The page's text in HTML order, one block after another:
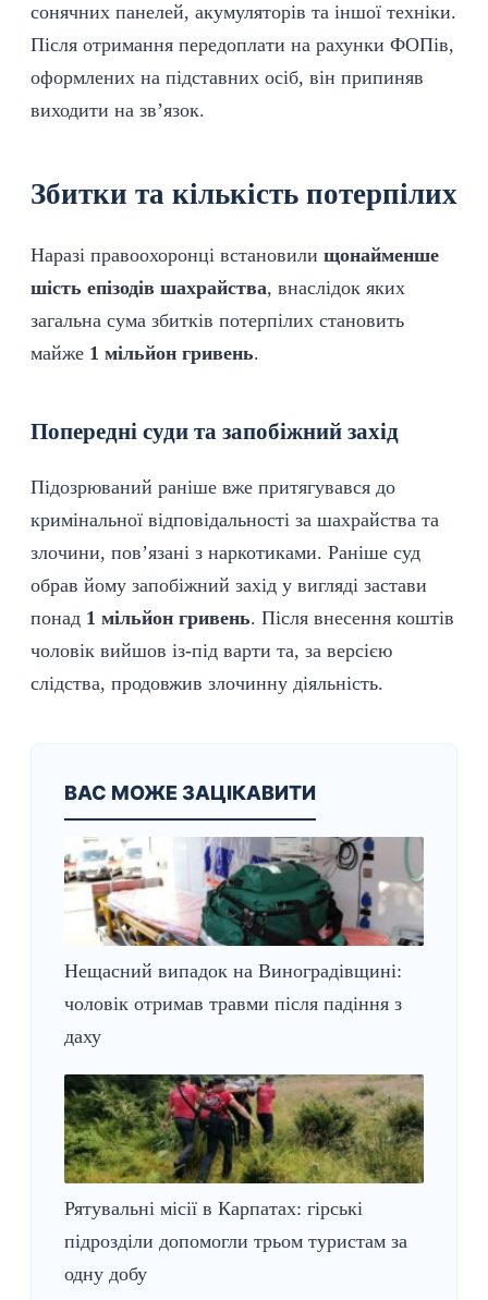
сонячних панелей, акумуляторів та іншої техніки.
Після отримання передоплати на рахунки ФОПів,
оформлених на підставних осіб, він припиняв
виходити на зв’язок.
Збитки та кількість потерпілих
Наразі правоохоронці встановили щонайменше
шість епізодів шахрайства, внаслідок яких
загальна сума збитків потерпілих становить
майже 1 мільйон гривень.
Попередні суди та запобіжний захід
Підозрюваний раніше вже притягувався до
кримінальної відповідальності за шахрайства та
злочини, пов’язані з наркотиками. Раніше суд
обрав йому запобіжний захід у вигляді застави
понад 1 мільйон гривень. Після внесення коштів
чоловік вийшов із-під варти та, за версією
слідства, продовжив злочинну діяльність.
ВАС МОЖЕ ЗАЦІКАВИТИ
Нещасний випадок на Виноградівщині:
чоловік отримав травми після падіння з
даху
Рятувальні місії в Карпатах: гірські
підрозділи допомогли трьом туристам за
одну добу